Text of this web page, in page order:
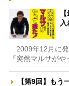
2009年12月に発
『突然マルサが
【第9回】も